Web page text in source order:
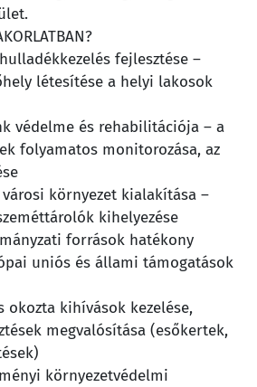
fejlesztése –
létesítése a helyi lakosok
védelme és rehabilitációja – a
folyamatos monitorozása, az
környezet kialakítása –
kihelyezése
források hatékony
uniós és állami támogatások
okozta kihívások kezelése,
megvalósítása (esőkertek,
környezetvédelmi